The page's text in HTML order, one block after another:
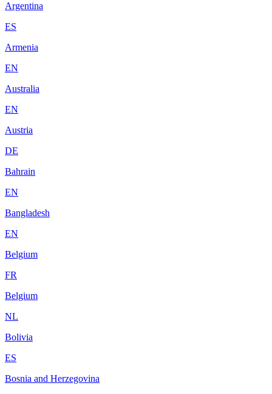
Argentina
ES
Armenia
EN
Australia
EN
Austria
DE
Bahrain
EN
Bangladesh
EN
Belgium
FR
Belgium
NL
Bolivia
ES
Bosnia and Herzegovina